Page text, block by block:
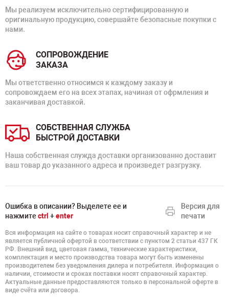
Мы реализуем исключительно сертифицированную и
оригинальную продукцию, совершайте безопасные покупки с
нами.
СОПРОВОЖДЕНИЕ
ЗАКАЗА
Мы ответственно относимся к каждому заказу и
сопровождаем его на всех этапах, начиная от офрмления и
заканчивая доставкой.
СОБСТВЕННАЯ СЛУЖБА
БЫСТРОЙ ДОСТАВКИ
Наша собственная служда доставки организованно доставит
ваш товар до указанного адреса и произведет разгрузку.
Ошибка в описании? Выделете ее и
нажмите ctrl +enter
Версия для
печати
Вся информация на сайте о товарах носит справочный характер и не
является публичной офертой в соответствии с пунктом 2 статьи 437 ГК
РФ. Внешний вид, цветовая гамма, технические характеристики,
комплектация и место производства товара могут быть изменены
производителем без уведомления дилера и потребителя. Информация о
наличии, стоимости и сроках поставки носят справочный характер.
Актуальные данные предоставляются только в персональной оферте в
виде счёта или договора.